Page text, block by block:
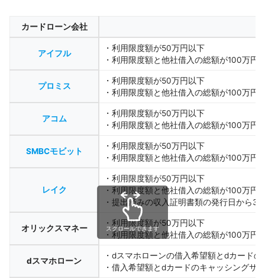
カードローン会社
アイフル
・利用限度額が50万円以下
・利用限度額と他社借入の総額が100万円
プロミス
・利用限度額が50万円以下
・利用限度額と他社借入の総額が100万円
アコム
・利用限度額が50万円以下
・利用限度額と他社借入の総額が100万円
SMBCモビット
・利用限度額が50万円以下
・利用限度額と他社借入の総額が100万円
レイク
・利用限度額が50万円以下
・利用限度額と他社借入の総額が100万円
・提出済みの収入証明書類の発行日から3
オリックスマネー
・利用限度額が50万円以下
・利用限度額と他社借入の総額が100万円
dスマホローン
・dスマホローンの借入希望額とdカード
・借入希望額とdカードのキャッシングサ
スクロールできます